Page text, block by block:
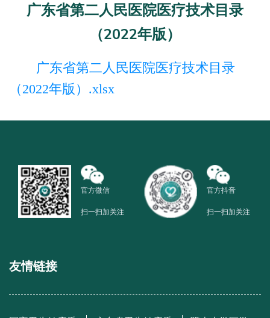
广东省第二人民医院医疗技术目录
（2022年版）
广东省第二人民医院医疗技术目录
（2022年版）.xlsx
官方微信
扫一扫加关注
官方抖音
扫一扫加关注
友情链接